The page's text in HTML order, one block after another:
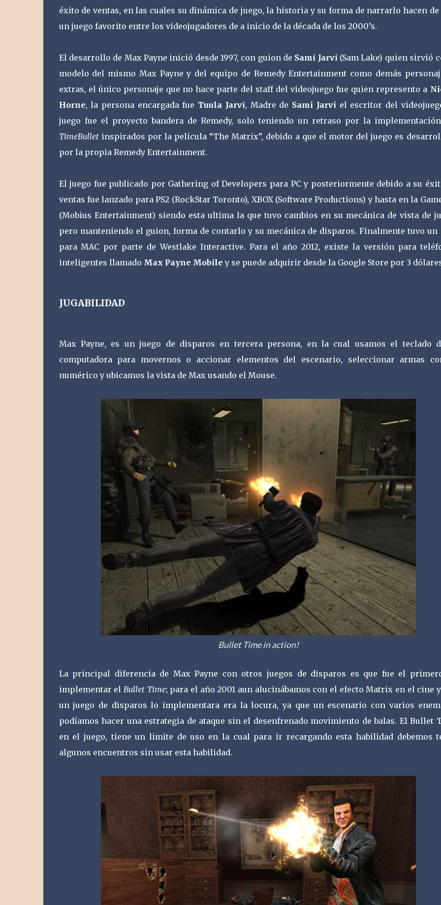
éxito de ventas, en las cuales su dinámica de juego, la historia y su forma de narrarlo hacen de
un juego favorito entre los videojugadores de a inicio de la década de los 2000’s.
El desarrollo de Max Payne inició desde 1997, con guion de Sami Jarvi (Sam Lake) quien sirvió
modelo del mismo Max Payne y del equipo de Remedy Entertainment como demás
extras, el único personaje que no hace parte del staff del videojuego fue quien represento a
Horne, la persona encargada fue Tuula Jarvi, Madre de Sami Jarvi el escritor del
juego fue el proyecto bandera de Remedy, solo teniendo un retraso por la
TimeBulletinspirados por la película “The Matrix”, debido a que el motor del juego es
por la propia Remedy Entertainment.
El juego fue publicado por Gathering of Developers para PC y posteriormente debido a su
ventas fue lanzado para PS2 (RockStar Toronto), XBOX (Software Productions) y hasta en la
(Mobius Entertainment) siendo esta ultima la que tuvo cambios en su mecánica de vista de
pero manteniendo el guion, forma de contarlo y su mecánica de disparos. Finalmente tuvo
para MAC por parte de Westlake Interactive. Para el año 2012, existe la versión para
inteligentes llamado Max Payne Mobile y se puede adquirir desde la Google Store por 3
JUGABILIDAD
Max Payne, es un juego de disparos en tercera persona, en la cual usamos el teclado
computadora para movernos o accionar elementos del escenario, seleccionar armas
numérico y ubicamos la vista de Max usando el Mouse.
Bullet Time in action!
La principal diferencia de Max Payne con otros juegos de disparos es que fue el
implementar el Bullet Time; para el año 2001 aun alucinábamos con el efecto Matrix en el cine
un juego de disparos lo implementara era la locura, ya que un escenario con varios
podíamos hacer una estrategia de ataque sin el desenfrenado movimiento de balas. El Bullet
en el juego, tiene un limite de uso en la cual para ir recargando esta habilidad debemos
algunos encuentros sin usar esta habilidad.